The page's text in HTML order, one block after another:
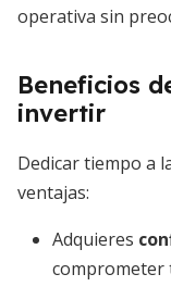
operativa sin
Beneficios
invertir
Dedicar tiempo a
ventajas:
Adquieres
comprometer